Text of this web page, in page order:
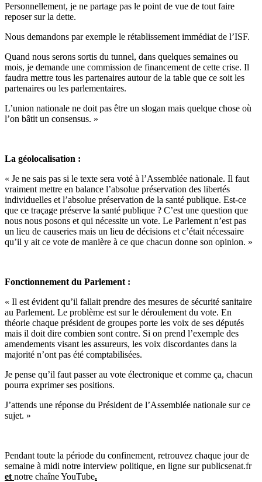
Personnellement, je ne partage pas le point de vue de tout faire
reposer sur la dette.
Nous demandons par exemple le rétablissement immédiat de l’ISF.
Quand nous serons sortis du tunnel, dans quelques semaines ou
mois, je demande une commission de financement de cette crise. Il
faudra mettre tous les partenaires autour de la table que ce soit les
partenaires ou les parlementaires.
L’union nationale ne doit pas être un slogan mais quelque chose où
l’on bâtit un consensus. »
La géolocalisation :
« Je ne sais pas si le texte sera voté à l’Assemblée nationale. Il faut
vraiment mettre en balance l’absolue préservation des libertés
individuelles et l’absolue préservation de la santé publique. Est-ce
que ce traçage préserve la santé publique ? C’est une question que
nous nous posons et qui nécessite un vote. Le Parlement n’est pas
un lieu de causeries mais un lieu de décisions et c’était nécessaire
qu’il y ait ce vote de manière à ce que chacun donne son opinion. »
Fonctionnement du Parlement :
« Il est évident qu’il fallait prendre des mesures de sécurité sanitaire
au Parlement. Le problème est sur le déroulement du vote. En
théorie chaque président de groupes porte les voix de ses députés
mais il doit dire combien sont contre. Si on prend l’exemple des
amendements visant les assureurs, les voix discordantes dans la
majorité n’ont pas été comptabilisées.
Je pense qu’il faut passer au vote électronique et comme ça, chacun
pourra exprimer ses positions.
J’attends une réponse du Président de l’Assemblée nationale sur ce
sujet. »
Pendant toute la période du confinement, retrouvez chaque jour de
semaine à midi notre interview politique, en ligne sur publicsenat.fr
et notre chaîne YouTube.